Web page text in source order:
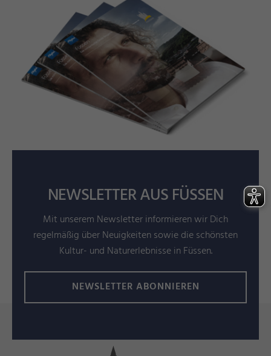
NEWSLETTER AUS FÜSSEN
Mit unserem Newsletter informieren wir Dich
regelmäßig über Neuigkeiten sowie die schönsten
Kultur- und Naturerlebnisse in Füssen.
NEWSLETTER ABONNIEREN